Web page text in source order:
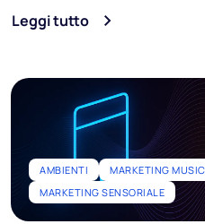
Leggi tutto
AMBIENTI
MARKETING
MARKETING SENSORIALE